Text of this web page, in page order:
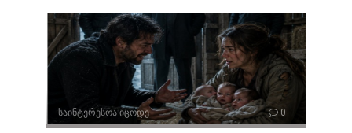
საინტერესოა იცოდე 0